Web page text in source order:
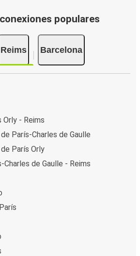
populares
Reims Barcelona
- Reims
París-Charles de Gaulle
París Orly
de Gaulle - Reims